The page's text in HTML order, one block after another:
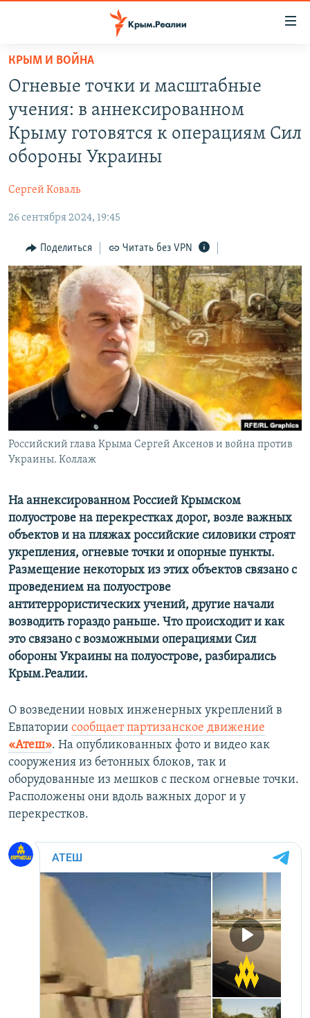
Вернуться
основному
содержанию
Вернутся
главной
Вернутся
КАРТА ВОЕННЫХ ОБЪЕКТОВ КРЫМА
ВОДА
ИСТОРИЯ
ИНФОГРАФИКА
ТЕЛЕПРОЕКТ КРЫМ.РЕАЛИИ
СОВЕТЫ ПРАВОЗАЩИТНИКОВ
ПРОПАВШИЕ БЕЗ ВЕСТИ
ПОБЕДИТЕЛЕЙ НЕ СУДЯТ?
КРЫМ.НЕПОКОРЕННЫЙ
ELIFBE
УКРАИНСКАЯ ПРОБЛЕМА КРЫМА
РАДІО СВОБОДА
КАК ОБОЙТИ БЛОКИРОВКУ
Qırımtatar
ПРИСОЕДИНЯЙТЕСЬ!
Все сайты RFE/RL
КРЫМ И ВОЙНА
Огневые точки и масштабные
учения: в аннексированном
Крыму готовятся к операциям Сил
обороны Украины
Сергей Коваль
26 сентября 2024, 19:45
Поделиться Читать без VPN
Российский глава Крыма Сергей Аксенов и война против
Украины. Коллаж
На аннексированном Россией Крымском
полуострове на перекрестках дорог, возле важных
объектов и на пляжах российские силовики строят
укрепления, огневые точки и опорные пункты.
Размещение некоторых из этих объектов связано с
проведением на полуострове
антитеррористических учений, другие начали
возводить гораздо раньше. Что происходит и как
это связано с возможными операциями Сил
обороны Украины на полуострове, разбирались
Крым.Реалии.
О возведении новых инженерных укреплений в
Евпатории сообщает партизанское движение
«Атеш». На опубликованных фото и видео как
сооружения из бетонных блоков, так и
оборудованные из мешков с песком огневые точки.
Расположены они вдоль важных дорог и у
перекрестков.